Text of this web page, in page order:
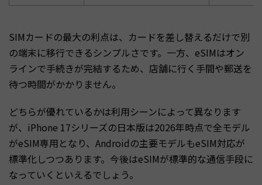
SIMカードの最大の利点は、カードを差し替えるだけで別
の端末に移行できるシンプルさです。一方、eSIMはオン
ラインで手続きが完結するため、店舗に行く手間や郵送を
待つ時間がかかりません。
どちらが優れているかは利用シーンによって異なります
が、iPhone 17シリーズの日本版は2026年時点で全モデル
がeSIM専用となり、Androidの主要モデルもeSIM対応が
標準化しつつあります。今後はeSIMが標準的な通信手段に
なっていくといえるでしょう。